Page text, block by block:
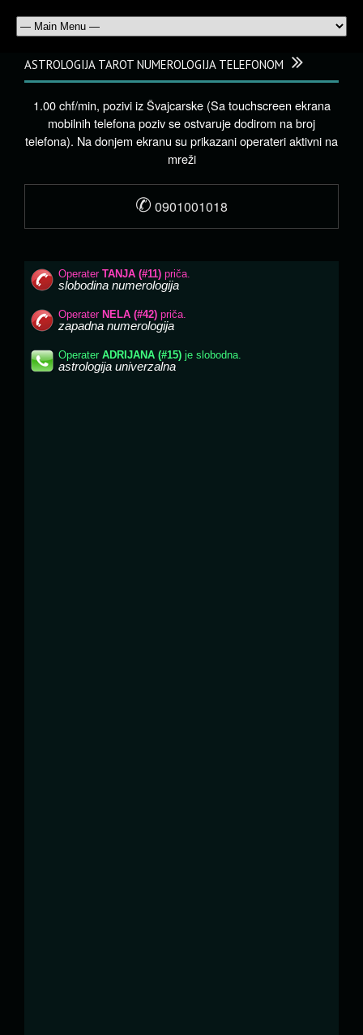
ASTROLOGIJA TAROT NUMEROLOGIJA TELEFONOM
1.00 chf/min, pozivi iz Švajcarske (Sa touchscreen ekrana
mobilnih telefona poziv se ostvaruje dodirom na broj
telefona). Na donjem ekranu su prikazani operateri aktivni na
mreži
✆ 0901001018